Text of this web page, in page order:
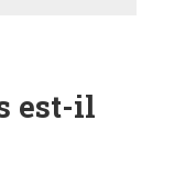
est-il